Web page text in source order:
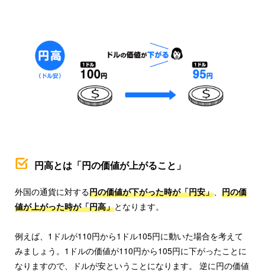
円高とは「円の価値が上がること」
外国の通貨に対する円の価値が下がった時が「円安」
円の価
値が上がった時が「円高」となります。
例えば、1ドルが110円から1ドル105円に動いた場合を考えて
みましょう。1ドルの価値が110円から105円に下がったことに
なりますので、ドルが安ということになります。 逆に円の価値